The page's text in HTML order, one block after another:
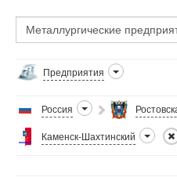
Предприятия
Россия
Каменск-Шахтинский